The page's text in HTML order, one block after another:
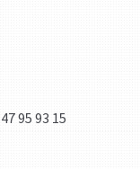
95 93 15